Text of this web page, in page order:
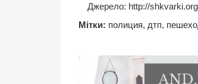
Джерело: http://shkvarki.org
Мітки: полиция, дтп,